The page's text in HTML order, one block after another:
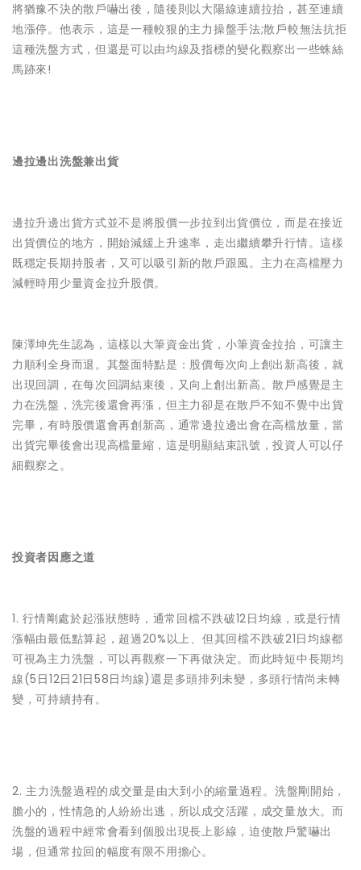
將猶豫不決的散戶嚇出後，隨後則以大陽線連續拉抬，甚至連續
地漲停。他表示，這是一種較狠的主力操盤手法;散戶較無法抗拒
這種洗盤方式，但還是可以由均線及指標的變化觀察出一些蛛絲
馬跡來!
邊拉邊出洗盤兼出貨
邊拉升邊出貨方式並不是將股價一步拉到出貨價位，而是在接近
出貨價位的地方，開始減緩上升速率，走出繼續攀升行情。這樣
既穩定長期持股者，又可以吸引新的散戶跟風。主力在高檔壓力
減輕時用少量資金拉升股價。
陳澤坤先生認為，這樣以大筆資金出貨，小筆資金拉抬，可讓主
力順利全身而退。其盤面特點是：股價每次向上創出新高後，就
出現回調，在每次回調結束後，又向上創出新高。散戶感覺是主
力在洗盤，洗完後還會再漲，但主力卻是在散戶不知不覺中出貨
完畢，有時股價還會再創新高，通常邊拉邊出會在高檔放量，當
出貨完畢後會出現高檔量縮，這是明顯結束訊號，投資人可以仔
細觀察之。
投資者因應之道
1. 行情剛處於起漲狀態時，通常回檔不跌破12日均線，或是行情
漲幅由最低點算起，超過20%以上、但其回檔不跌破21日均線都
可視為主力洗盤，可以再觀察一下再做決定。而此時短中長期均
線(5日12日21日58日均線)還是多頭排列未變，多頭行情尚未轉
變，可持續持有。
2. 主力洗盤過程的成交量是由大到小的縮量過程。洗盤剛開始，
膽小的，性情急的人紛紛出逃，所以成交活躍，成交量放大。而
洗盤的過程中經常會看到個股出現長上影線，迫使散戶驚嚇出
場，但通常拉回的幅度有限不用擔心。